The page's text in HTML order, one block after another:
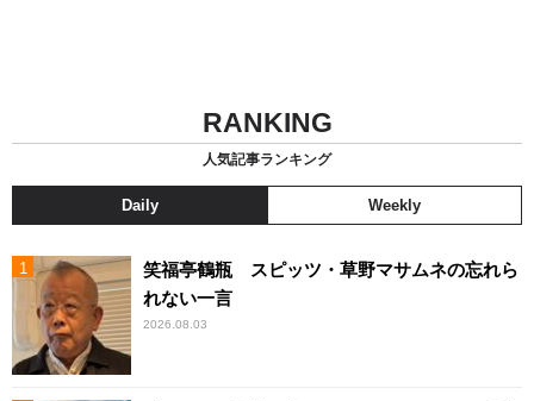
RANKING
人気記事ランキング
Daily Weekly
笑福亭鶴瓶 スピッツ・草野マサムネの忘れら
れない一言
2026.08.03